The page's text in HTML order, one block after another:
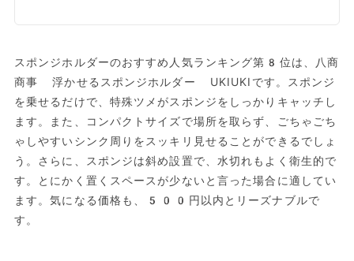
スポンジホルダーのおすすめ人気ランキング第8位は、八商
商事 浮かせるスポンジホルダー UKIUKIです。スポンジ
を乗せるだけで、特殊ツメがスポンジをしっかりキャッチし
ます。また、コンパクトサイズで場所を取らず、ごちゃごち
ゃしやすいシンク周りをスッキリ見せることができるでしょ
う。さらに、スポンジは斜め設置で、水切れもよく衛生的で
す。とにかく置くスペースが少ないと言った場合に適してい
ます。気になる価格も、500円以内とリーズナブルで
す。